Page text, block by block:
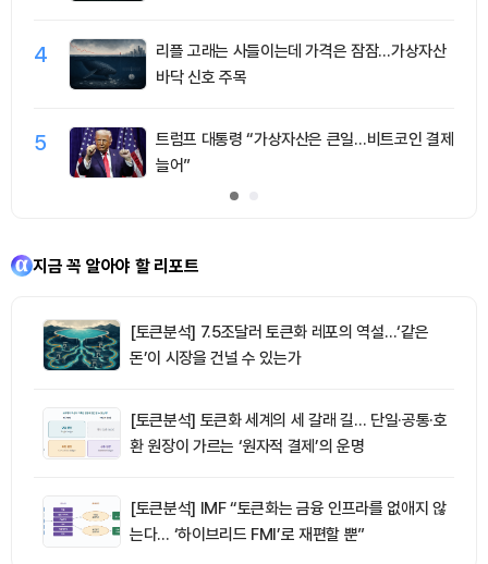
4
리플 고래는 사들이는데 가격은 잠잠…가상자산
바닥 신호 주목
5
트럼프 대통령 “가상자산은 큰일…비트코인 결제
늘어”
지금 꼭 알아야 할 리포트
[토큰분석] 7.5조달러 토큰화 레포의 역설…‘같은
돈’이 시장을 건널 수 있는가
[토큰분석] 토큰화 세계의 세 갈래 길… 단일·공통·호
환 원장이 가르는 ‘원자적 결제’의 운명
[토큰분석] IMF “토큰화는 금융 인프라를 없애지 않
는다… ‘하이브리드 FMI’로 재편할 뿐”